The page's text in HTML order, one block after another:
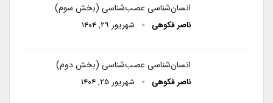
انسان‌شناسی عصب‌شناسی (بخش سوم)
ناصر فکوهی شهریور ۲۹, ۱۴۰۴
انسان‌شناسی عصب‌شناسی (بخش دوم)
ناصر فکوهی شهریور ۲۵, ۱۴۰۴